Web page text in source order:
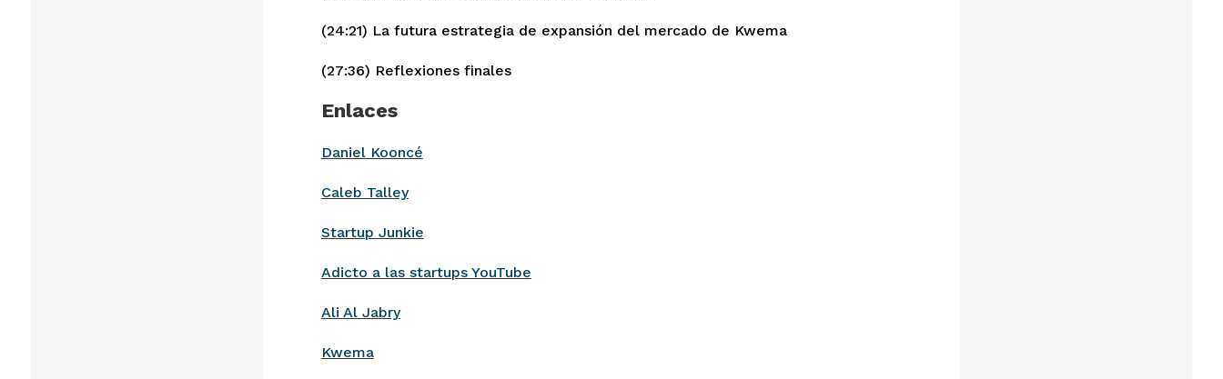
(24:21) La futura estrategia de expansión del mercado de Kwema
(27:36) Reflexiones finales
Enlaces
Daniel Kooncé
Caleb Talley
Startup Junkie
Adicto a las startups YouTube
Ali Al Jabry
Kwema